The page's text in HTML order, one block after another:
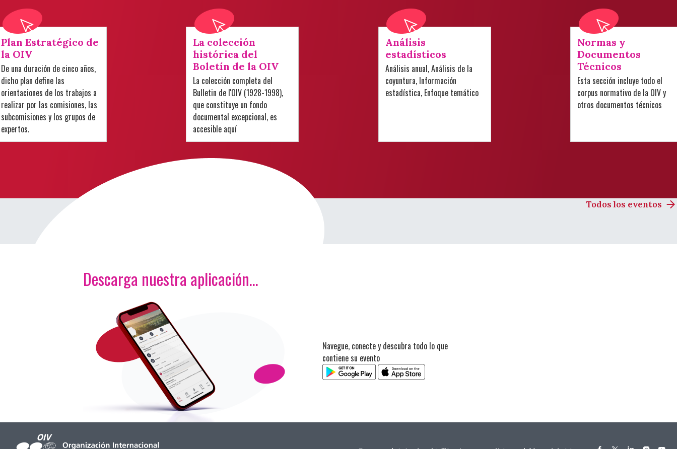
Plan Estratégico de
la OIV
De una duración de cinco años,
dicho plan define las
orientaciones de los trabajos a
realizar por las comisiones, las
subcomisiones y los grupos de
expertos.
La colección
histórica del
Boletín de la OIV
La colección completa del
Bulletin de l'OIV (1928-1998),
que constituye un fondo
documental excepcional, es
accesible aquí
Análisis
estadísticos
Análisis anual, Análisis de la
coyuntura, Información
estadística, Enfoque temático
Normas y
Documentos
Técnicos
Esta sección incluye todo el
corpus normativo de la OIV y
otros documentos técnicos
Todos los eventos
Descarga nuestra aplicación…
Navegue, conecte y descubra todo lo que
contiene su evento